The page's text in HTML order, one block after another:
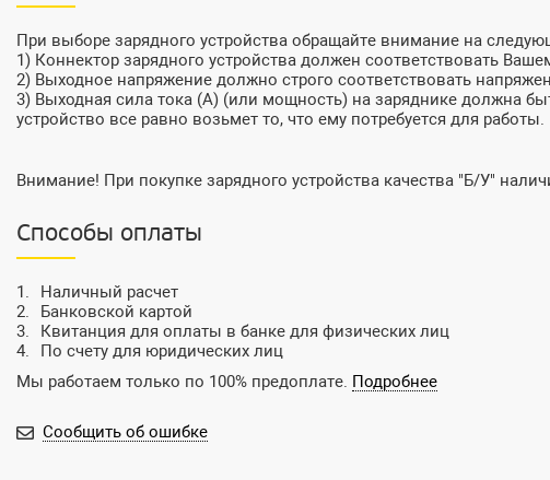
При выборе зарядного устройства обращайте внимание на
1) Коннектор зарядного устройства должен соответствовать
2) Выходное напряжение должно строго соответствовать
3) Выходная сила тока (А) (или мощность) на заряднике должна
устройство все равно возьмет то, что ему потребуется для работы.
Внимание! При покупке зарядного устройства качества "Б/У"
Способы оплаты
Наличный расчет
Банковской картой
Квитанция для оплаты в банке для физических лиц
По счету для юридических лиц
Мы работаем только по 100% предоплате. Подробнее
Сообщить об ошибке